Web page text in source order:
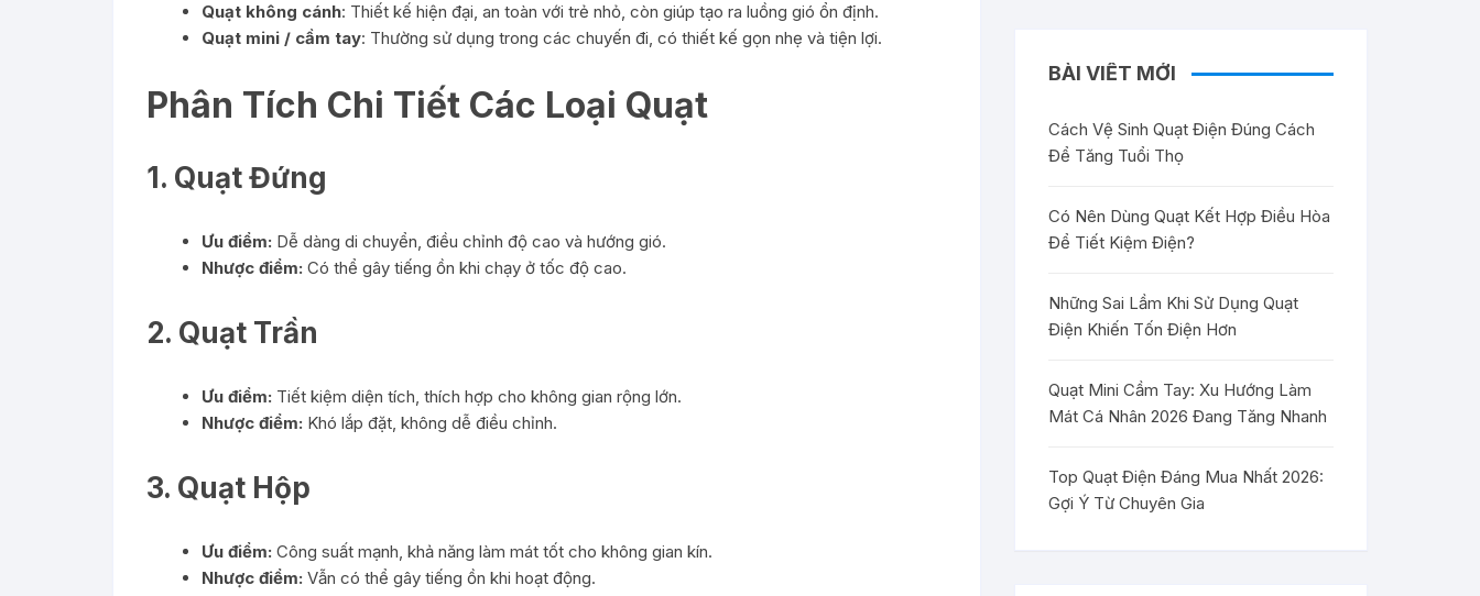
Quạt không cánh: Thiết kế hiện đại, an toàn với trẻ nhỏ, còn giúp tạo ra luồng gió ổn định.
Quạt mini / cầm tay: Thường sử dụng trong các chuyến đi, có thiết kế gọn nhẹ và tiện lợi.
Phân Tích Chi Tiết Các Loại Quạt
1. Quạt Đứng
Ưu điểm: Dễ dàng di chuyển, điều chỉnh độ cao và hướng gió.
Nhược điểm: Có thể gây tiếng ồn khi chạy ở tốc độ cao.
2. Quạt Trần
Ưu điểm: Tiết kiệm diện tích, thích hợp cho không gian rộng lớn.
Nhược điểm: Khó lắp đặt, không dễ điều chỉnh.
3. Quạt Hộp
Ưu điểm: Công suất mạnh, khả năng làm mát tốt cho không gian kín.
Nhược điểm: Vẫn có thể gây tiếng ồn khi hoạt động.
BÀI VIẾT MỚI
Cách Vệ Sinh Quạt Điện Đúng Cách
Để Tăng Tuổi Thọ
Có Nên Dùng Quạt Kết Hợp Điều Hòa
Để Tiết Kiệm Điện?
Những Sai Lầm Khi Sử Dụng Quạt
Điện Khiến Tốn Điện Hơn
Quạt Mini Cầm Tay: Xu Hướng Làm
Mát Cá Nhân 2026 Đang Tăng Nhanh
Top Quạt Điện Đáng Mua Nhất 2026:
Gợi Ý Từ Chuyên Gia